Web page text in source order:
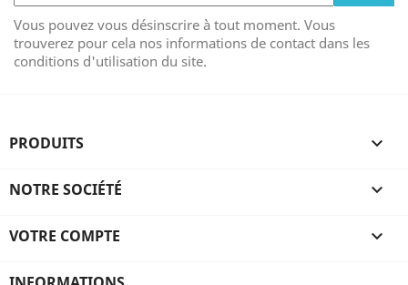
Vous pouvez vous désinscrire à tout moment. Vous
trouverez pour cela nos informations de contact dans les
conditions d'utilisation du site.
PRODUITS 
NOTRE SOCIÉTÉ 
VOTRE COMPTE 